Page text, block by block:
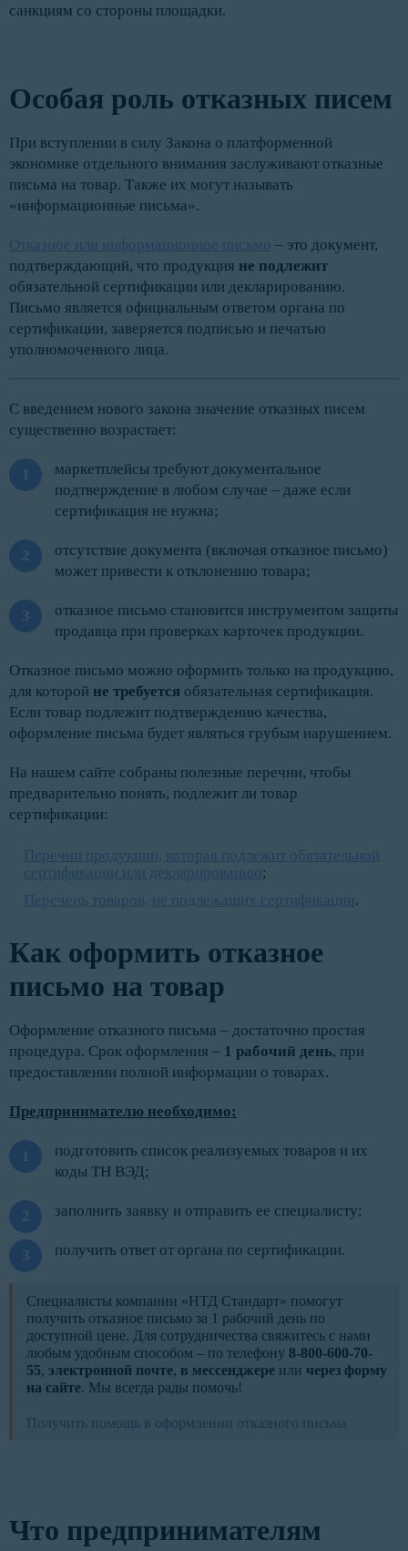
санкциям со стороны площадки.
Особая роль отказных писем
При вступлении в силу Закона о платформенной
экономике отдельного внимания заслуживают отказные
письма на товар. Также их могут называть
«информационные письма».
Отказное или информационное письмо – это документ,
подтверждающий, что продукция не подлежит
обязательной сертификации или декларированию.
Письмо является официальным ответом органа по
сертификации, заверяется подписью и печатью
уполномоченного лица.
С введением нового закона значение отказных писем
существенно возрастает:
маркетплейсы требуют документальное
подтверждение в любом случае – даже если
сертификация не нужна;
отсутствие документа (включая отказное письмо)
может привести к отклонению товара;
отказное письмо становится инструментом защиты
продавца при проверках карточек продукции.
Отказное письмо можно оформить только на продукцию,
для которой не требуется обязательная сертификация.
Если товар подлежит подтверждению качества,
оформление письма будет являться грубым нарушением.
На нашем сайте собраны полезные перечни, чтобы
предварительно понять, подлежит ли товар
сертификации:
Перечни продукции, которая подлежит обязательной
сертификации или декларированию;
Перечень товаров, не подлежащих сертификации.
Как оформить отказное
письмо на товар
Оформление отказного письма – достаточно простая
процедура. Срок оформления – 1 рабочий день, при
предоставлении полной информации о товарах.
Предпринимателю необходимо:
подготовить список реализуемых товаров и их
коды ТН ВЭД;
заполнить заявку и отправить ее специалисту;
получить ответ от органа по сертификации.
Специалисты компании «НТД Стандарт» помогут
получить отказное письмо за 1 рабочий день по
доступной цене. Для сотрудничества свяжитесь с нами
любым удобным способом – по телефону 8-800-600-70-
55, электронной почте, в мессенджере или через форму
на сайте. Мы всегда рады помочь!
Получить помощь в оформлении отказного письма
Что предпринимателям